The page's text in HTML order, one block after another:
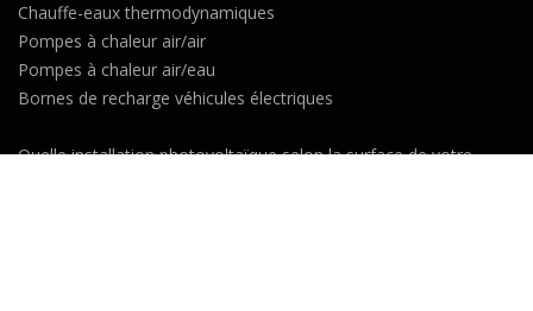
Chauffe-eaux thermodynamiques
Pompes à chaleur air/air
Pompes à chaleur air/eau
Bornes de recharge véhicules électriques
Quelle installation photovoltaïque selon la surface de votre